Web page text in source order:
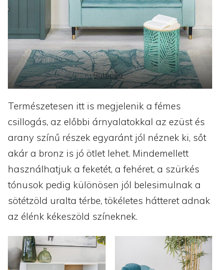
Butopêa
Természetesen itt is megjelenik a fémes
csillogás, az előbbi árnyalatokkal az ezüst és
arany színű részek egyaránt jól néznek ki, sőt
akár a bronz is jó ötlet lehet. Mindemellett
használhatjuk a feketét, a fehéret, a szürkés
tónusok pedig különösen jól belesimulnak a
sötétzöld uralta térbe, tökéletes hátteret adnak
az élénk kékeszöld színeknek.